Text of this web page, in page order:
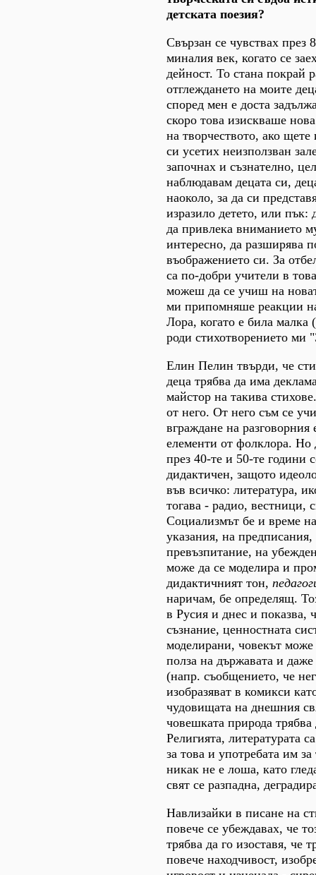
детската поезия?
Свързан се чувствах през
миналия век, когато се
дейност. То стана покрай
отглеждането на моите
според мен е доста
скоро това изискваше
на творчеството, ако
си усетих неизползван
започнах и съзнателно,
наблюдавам децата си,
наоколо, за да си
изразило детето, или пък:
да привлека вниманието
интересно, да разширява
въображението си. За
са по-добри учители в
можеш да се учиш на
ми припомняше реакции
Лора, когато е била малка
роди стихотворението ми
Елин Пелин твърди, че
деца трябва да има
майстор на такива
от него. От него съм се
вграждане на разговорния
елементи от фолклора. Но
през 40-те и 50-те години
дидактичен, защото
във всичко: литература,
тогава - радио, вестници,
Социализмът бе и време
указания, на
превъзпитание, на
може да се моделира и
дидактичният тон,
наричам, бе определящ.
в Русия и днес и показва,
съзнание, ценностната
моделирани, човекът
полза на държавата и
(напр. съобщението, че
изобразяват в комикси
чудовищата на днешния
човешката природа трябва
Религията, литературата
за това и употребата им
никак не е лоша, като
свят се разпадна,
Навлизайки в писане на
повече се убеждавах, че
трябва да го изоставя, че
повече находчивост,